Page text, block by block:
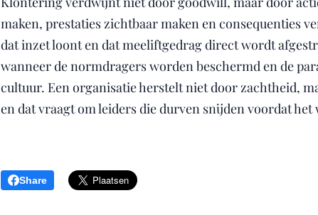
maken, prestaties zichtbaar maken en consequenties
dat inzet loont en dat meeliftgedrag direct wordt
wanneer de normdragers worden beschermd en de
cultuur. Een organisatie herstelt niet door zachtheid,
en dat vraagt om leiders die durven snijden voordat het
Share